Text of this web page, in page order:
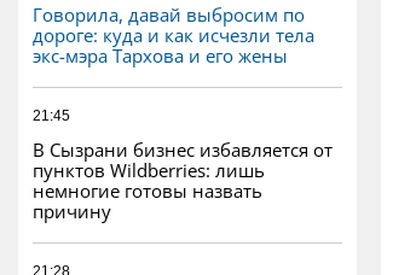
Говорила, давай выбросим по
дороге: куда и как исчезли тела
экс-мэра Тархова и его жены
21:45
В Сызрани бизнес избавляется от
пунктов Wildberries: лишь
немногие готовы назвать
причину
21:28